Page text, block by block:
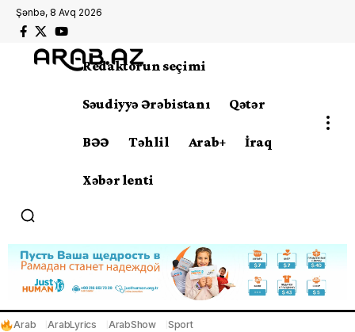
Şənbə, 8 Avq 2026
Redaktorun seçimi
Səudiyyə Ərəbistanı Qətər
BƏƏ Təhlil Arab+ İraq
Xəbər lenti
Arab ArabLyrics ArabShow Sport